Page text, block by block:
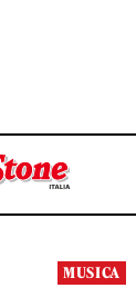
14 MINUTI
14 MINUTI
MUSICA